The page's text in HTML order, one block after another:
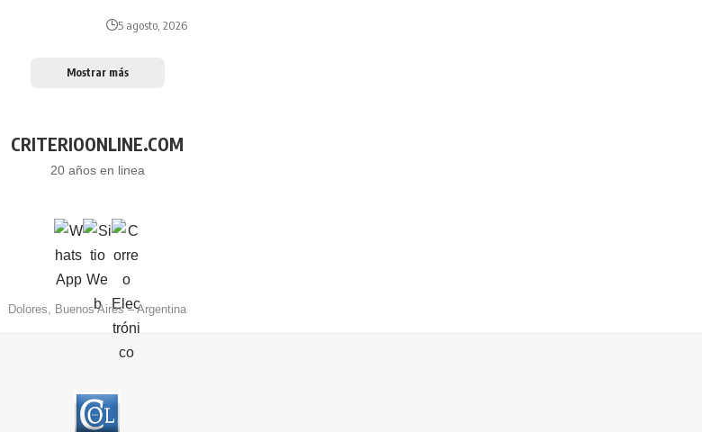
5 agosto, 2026
Mostrar más
CRITERIOONLINE.COM
20 años en linea
Dolores, Buenos Aires – Argentina